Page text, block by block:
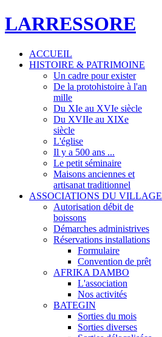
LARRESSORE
ACCUEIL
HISTOIRE & PATRIMOINE
Un cadre pour exister
De la protohistoire à l'an
mille
Du XIe au XVIe siècle
Du XVIIe au XIXe
siècle
L'église
Il y a 500 ans ...
Le petit séminaire
Maisons anciennes et
artisanat traditionnel
ASSOCIATIONS DU VILLAGE
Autorisation débit de
boissons
Démarches administrives
Réservations installations
Formulaire
Convention de prêt
AFRIKA DAMBO
L'association
Nos activités
BATEGIN
Sorties du mois
Sorties diverses